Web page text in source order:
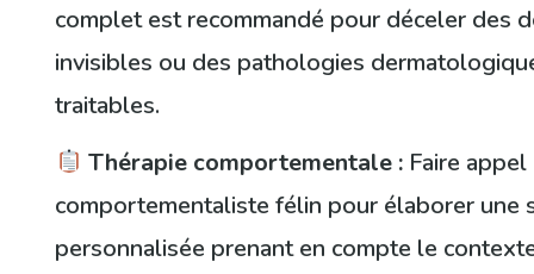
complet est recommandé pour déceler des
invisibles ou des pathologies
traitables.
Thérapie comportementale : Faire appel
comportementaliste félin pour élaborer une
personnalisée prenant en compte le